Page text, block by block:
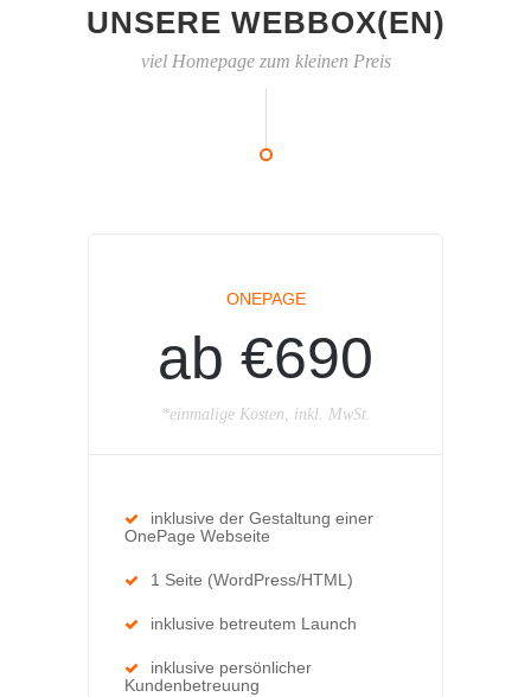
UNSERE WEBBOX(EN)
viel Homepage zum kleinen Preis
ONEPAGE
ab €690
*einmalige Kosten, inkl. MwSt.
inklusive der Gestaltung einer
OnePage Webseite
1 Seite (WordPress/HTML)
inklusive betreutem Launch
inklusive persönlicher
Kundenbetreuung